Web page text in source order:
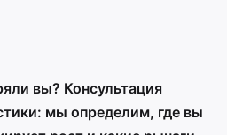
вы? Консультация
мы определим, где вы